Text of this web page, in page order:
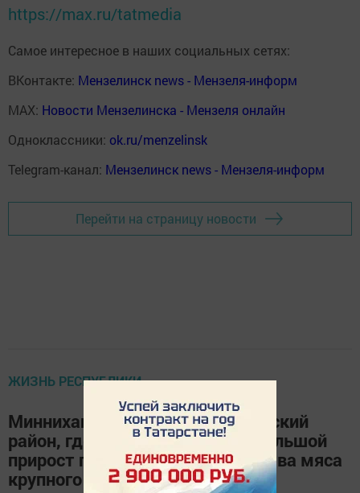
https://max.ru/tatmedia
Самое интересное в наших социальных сетях:
ВКонтакте: Мензелинск news - Мензеля-информ
MAX: Новости Мензелинска - Мензеля онлайн
Одноклассники: ok.ru/menzelinsk
Telegram-канал: Мензелинск news - Мензеля-информ
Перейти на страницу новости
ЖИЗНЬ РЕСПУБЛИКИ
Минниханов отметил Мензелинский
район, где фиксируют самый большой
прирост поголовья и производства мяса
крупного рогатого скота